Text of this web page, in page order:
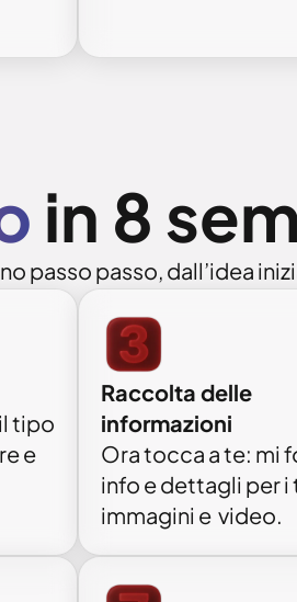
in 8
passo passo, dall’idea
tipo
e
Raccolta delle
informazioni
Ora tocca a te: mi
info e dettagli per i
immagini e video.